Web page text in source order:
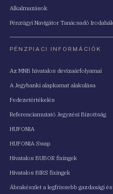
Alkalmazások
Pénzügyi Navigátor Tanácsadó
PÉNZPIACI INFORMÁCIÓK
Az MNB hivatalos devizaárfolyamai
A Jegybanki alapkamat alakulása
Fedezetértékelés
Referenciamutató Jegyzési Bizottság
HUFONIA
HUFONIA Swap
Hivatalos BUBOR fixingek
Hivatalos BIRS fixingek
Ábrakészlet a legfrissebb gazdasági